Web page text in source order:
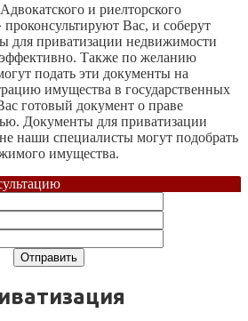
и риелторского
Вас, и соберут
для приватизации недвижимости
Также по желанию
подать эти документы на
имущества в государственных
готовый документ о праве
Документы для приватизации
наши специалисты могут подобрать
имущества.